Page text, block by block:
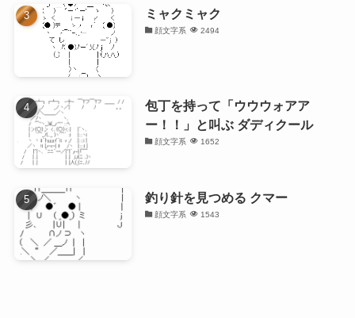
ミャクミャク
顔文字系 2494
包丁を持って「ウウウォアア
ー！！」と叫ぶ ダディクール
顔文字系 1652
釣り針を見つめる クマー
顔文字系 1543